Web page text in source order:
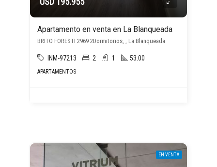
Apartamento en venta en La Blanqueada
BRITO FORESTI 2969 2Dormitorios, , La Blanqueada
INM-97213 2 1 53.00
APARTAMENTOS
EN VENTA